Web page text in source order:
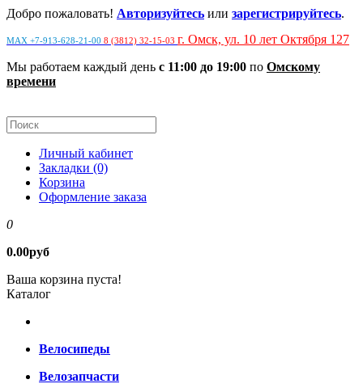
Добро пожаловать! Авторизуйтесь или зарегистрируйтесь.
MAX +7-913-628-21-00 8 (3812) 32-15-03 г. Омск, ул. 10 лет Октября 127
Мы работаем каждый день с 11:00 до 19:00 по Омскому
времени
Личный кабинет
Закладки (0)
Корзина
Оформление заказа
0
0.00руб
Ваша корзина пуста!
Каталог
Велосипеды
Велозапчасти